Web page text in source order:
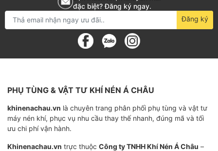
và các sản phẩm chăm sóc cá nhân, bao gồm:
Xử lý nước thải
Chuyển và chia lô đồ uống, gia vị, thực phẩm
xay nhuyễn hoặc thực phẩm cho thú cưng
nguyên liệu
Dòng sản phẩm Bơm màng ARO
Các bơm màng ARO FDA-compliant có sẵn với các
đặc biệt? Đăng ký ngay.
Đăng ký
PHỤ TÙNG & VẬT TƯ KHÍ NÉN Á CHÂU
khinenachau.vn là chuyên trang phân phối phụ tùng và vật tư
máy nén khí, phục vụ nhu cầu thay thế nhanh, đúng mã và tối
ưu chi phí vận hành.
Khinenachau.vn trực thuộc Công ty TNHH Khí Nén Á Châu –